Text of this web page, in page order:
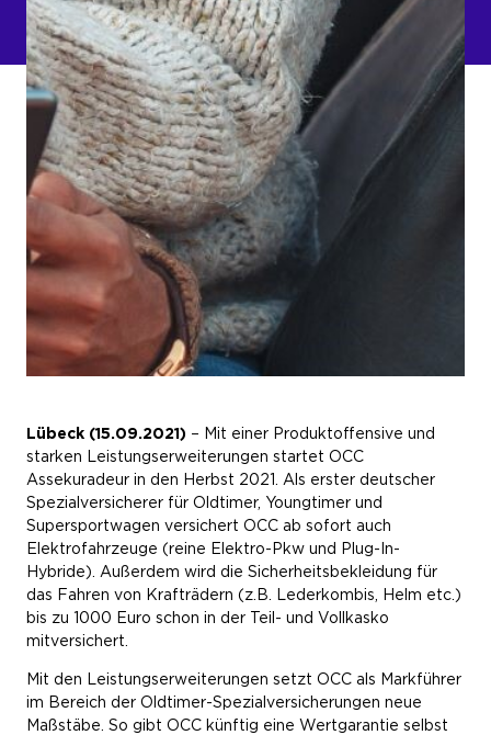
Lübeck (15.09.2021) – Mit einer Produktoffensive und
starken Leistungserweiterungen startet OCC
Assekuradeur in den Herbst 2021. Als erster deutscher
Spezialversicherer für Oldtimer, Youngtimer und
Supersportwagen versichert OCC ab sofort auch
Elektrofahrzeuge (reine Elektro-Pkw und Plug-In-
Hybride). Außerdem wird die Sicherheitsbekleidung für
das Fahren von Krafträdern (z.B. Lederkombis, Helm etc.)
bis zu 1000 Euro schon in der Teil- und Vollkasko
mitversichert.
Mit den Leistungserweiterungen setzt OCC als Markführer
im Bereich der Oldtimer-Spezialversicherungen neue
Maßstäbe. So gibt OCC künftig eine Wertgarantie selbst